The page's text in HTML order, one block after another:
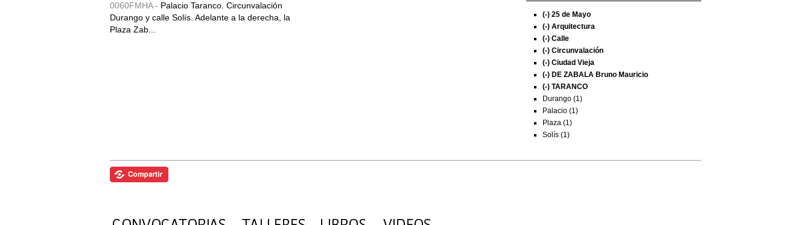
0060FMHA - Palacio Taranco. Circunvalación
Durango y calle Solís. Adelante a la derecha, la
Plaza Zab...
(-) 25 de Mayo
(-) Arquitectura
(-) Calle
(-) Circunvalación
(-) Ciudad Vieja
(-) DE ZABALA Bruno Mauricio
(-) TARANCO
Durango (1)
Palacio (1)
Plaza (1)
Solís (1)